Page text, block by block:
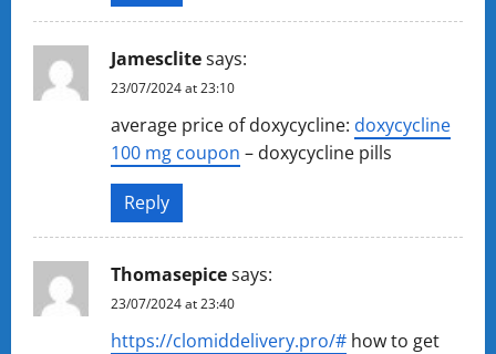
Jamesclitesays:
23/07/2024 at 23:10
average price of doxycycline: doxycycline
100 mg coupon – doxycycline pills
Reply
Thomasepicesays:
23/07/2024 at 23:40
https://clomiddelivery.pro/# how to get